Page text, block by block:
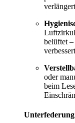
belüftet
oder
beim
Unterfederung